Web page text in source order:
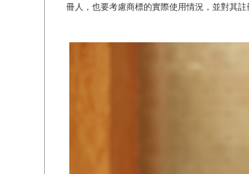
冊人，也要考慮商標的實際使用情況，並對其